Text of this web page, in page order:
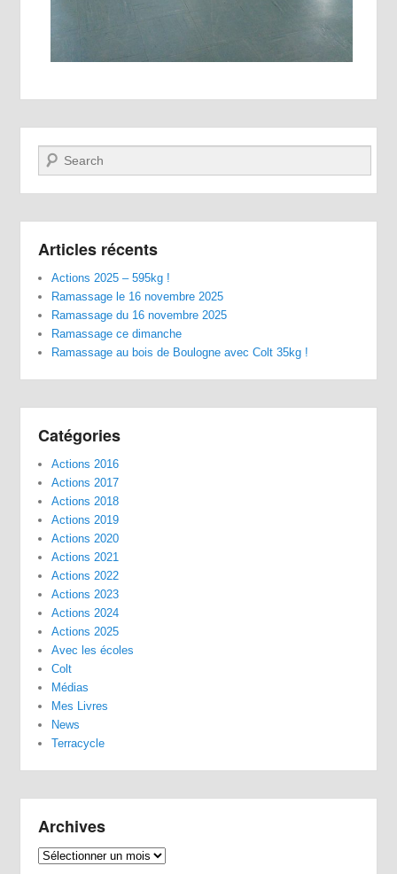
Recherche
Articles récents
Actions 2025 – 595kg !
Ramassage le 16 novembre 2025
Ramassage du 16 novembre 2025
Ramassage ce dimanche
Ramassage au bois de Boulogne avec Colt 35kg !
Catégories
Actions 2016
Actions 2017
Actions 2018
Actions 2019
Actions 2020
Actions 2021
Actions 2022
Actions 2023
Actions 2024
Actions 2025
Avec les écoles
Colt
Médias
Mes Livres
News
Terracycle
Archives
Archives